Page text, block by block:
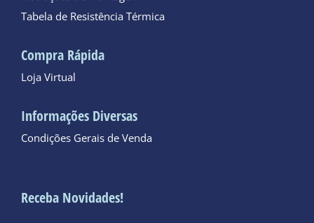
Tabela de Resistência Térmica
Compra Rápida
Loja Virtual
Informações Diversas
Condições Gerais de Venda
Receba Novidades!